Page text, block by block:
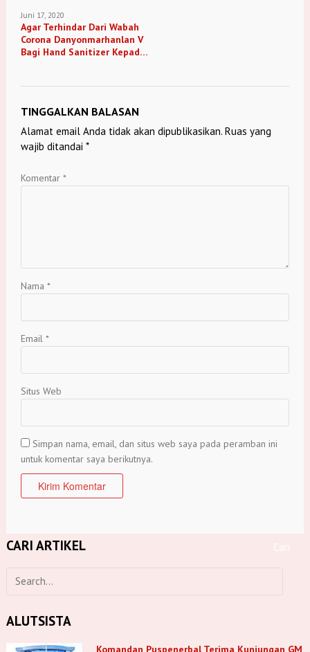
Juni 17, 2020
Agar Terhindar Dari Wabah
Corona Danyonmarhanlan V
Bagi Hand Sanitizer Kepada
TINGGALKAN BALASAN
Alamat email Anda tidak akan dipublikasikan. Ruas yang
wajib ditandai *
Komentar *
Nama *
Email *
Situs Web
Simpan nama, email, dan situs web saya pada peramban ini
untuk komentar saya berikutnya.
CARI ARTIKEL
ALUTSISTA
Komandan Puspenerbal Terima Kunjungan GM